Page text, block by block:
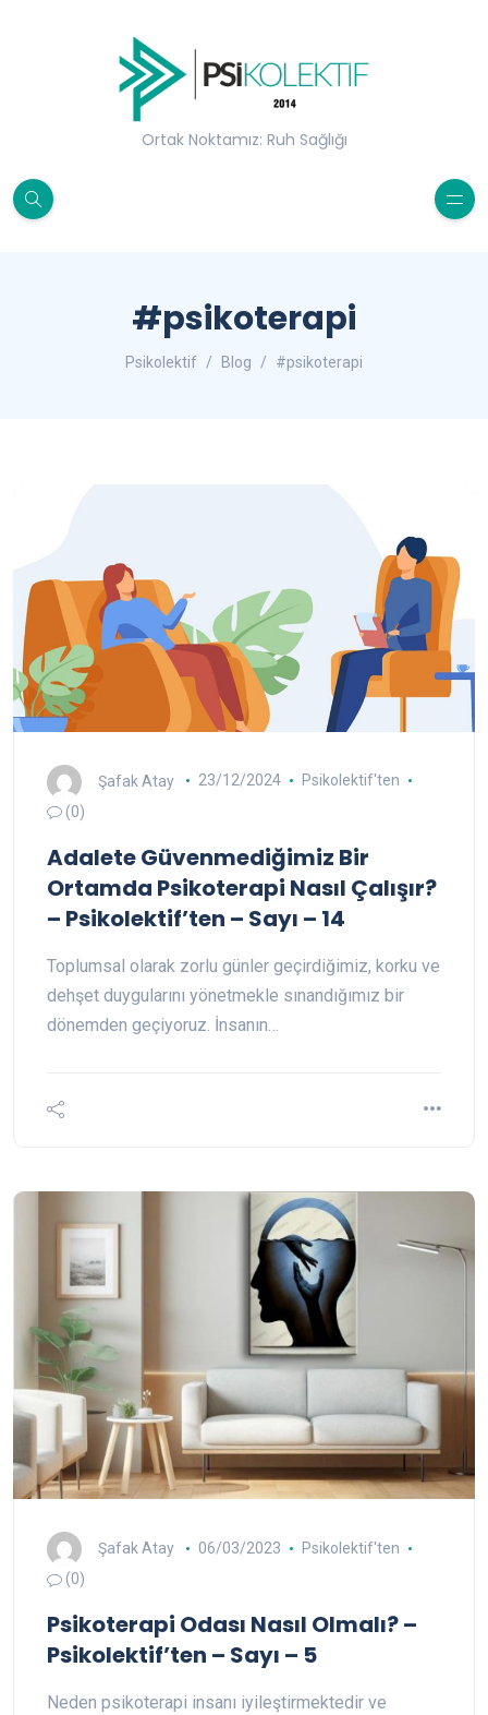
Ortak Noktamız: Ruh Sağlığı
#psikoterapi
Psikolektif Blog #psikoterapi
Şafak Atay 23/12/2024
Psikolektif'ten
(0)
Adalete Güvenmediğimiz Bir
Ortamda Psikoterapi Nasıl Çalışır?
– Psikolektif’ten – Sayı – 14
Toplumsal olarak zorlu günler geçirdiğimiz, korku ve
dehşet duygularını yönetmekle sınandığımız bir
dönemden geçiyoruz. İnsanın…
Şafak Atay 06/03/2023
Psikolektif'ten
(0)
Psikoterapi Odası Nasıl Olmalı? –
Psikolektif’ten – Sayı – 5
Neden psikoterapi insanı iyileştirmektedir ve